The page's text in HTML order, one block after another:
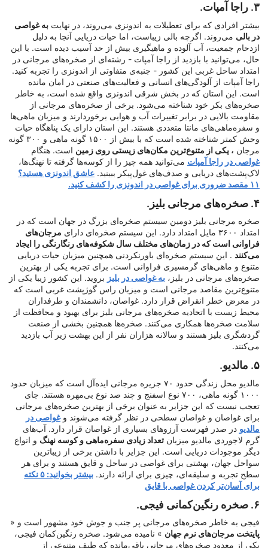
۳. راجا آمپات.
بیشتر افرادی که برای تعطیلات به اندونزی می‌روند، در نهایت به غواصی
در بالی می‌روند. اگرچه بالی زیباست، اما حیات دریایی آنجا به دلیل
ازدحام جمعیت، آب آلوده و ماهیگیری بیش از حد آسیب دیده است. با این
حال، می‌توانید با بازدید از راجا آمپات - رشته‌ای از صخره‌های مرجانی در
امتداد ساحل غربی این کشور - جنبه‌ی متفاوتی از اندونزی را تجربه کنید.
راجا آمپات از آلودگی‌های انسانی و فعالیت‌های صنعتی در امان مانده
است. این استان که در بخش شرقی اندونزی واقع شده است، به خاطر
صخره‌های بکر خود شناخته می‌شود. برخی از صخره‌های مرجانی از
مقاومت بالایی در برابر تغییرات آب و هوایی برخوردارند و میزبان ماهی‌ها
و سفره‌ماهی‌های مانتا متعددی هستند. این استان دارای یک پناهگاه حیات
وحش کمتر شناخته شده است که با بیش از ۱۵۰۰ گونه ماهی و ۳۰۰ گونه
مرجان ، یکی از متنوع‌ترین مکان‌های زیستی روی زمین است. هنگام
غواصی در راجا آمپات می‌توانید همه چیز را از کوسه‌ها گرفته تا نهنگ‌ها،
لاک‌پشت‌های دریایی و صدف‌های غول‌پیکر ببینید. عاشق اندونزی هستید؟
۱۱ مقصد ضروری برای غواصی در اندونزی را کشف کنید.
۴. صخره‌های مرجانی بلیز.
صخره مرجانی بلیز دومین سیستم صخره‌ای بزرگ در جهان است که در
امتداد ۳۶۰۰ مایل امتداد دارد. این سیستم صخره‌ای دارای
مرجان‌های
فراوانی است که در زمان‌های مختلف سال شکوفه‌های رنگارنگی را ایجاد
می‌کنند . این سیستم صخره‌ای باورنکردنی همچنین میزبان حیات دریایی
متنوع و ماهی‌های گرمسیری فراوانی است. برای تجربه یکی از بهترین
صخره‌های مرجانی در بلیز، به غواصی در بلیز بروید. این کشور زیبا یکی از
متنوع‌ترین مقاصد مرجانی است و میزبان راس گوژپشت غربی است که
در معرض خطر انقراض قرار دارد. غواصان، دانشمندان و طرفداران
محیط زیست با اتحادیه صخره‌های مرجانی بلیز برای بهبود و محافظت از
سلامت صخره‌ها همکاری می‌کنند. صخره‌ها همچنین بخشی از صنعت
گردشگری بلیز هستند و سالانه هزاران نفر از این بهشت زیر آب بازدید
می‌کنند.
۵. مالدیو.
مالدیو محل زندگی حدود ۷۰ جزیره مرجانی ایده‌آل است که میزبان حدود
۱۰۰۰ گونه ماهی، ۷۰۰ نوع اسفنج و چند صد نوع بی‌مهره هستند. جای
تعجب نیست که این جزایر به عنوان برخی از بهترین صخره‌های مرجانی
برای غواصان و غواصان سطحی در نظر گرفته می‌شوند وغواصی در
مالدیو در صدر فهرست آرزوهای بسیاری از غواصان قرار دارد. آب‌های
گرم لاجوردی مالدیو میزبان تعداد زیادی سفره‌ماهی و کوسه نهنگ و انواع
دیگر موجودات دریایی است. این جزایر با داشتن برخی از زیباترین
سواحل جهان، بهشتی برای غواصی در ساحل و قایق هستند و برای هر
سطح تجربه و سلیقه‌ای، چیزی برای ارائه دارند.
بیشتر بخوانید: ۵ نکته
برای آسان‌تر کردن غواصی با قایق
۶. صخره رنگین‌کمانی فیجی.
فیجی به خاطر صخره‌های مرجانی پر جنب و جوش خود مشهور است و «
پایتخت مرجان‌های نرم جهان » نامیده می‌شود. صخره رنگین‌کمان فیجی،
یکی از معدود صخره‌های مرجانی باقی‌مانده که طیف متنوعی از